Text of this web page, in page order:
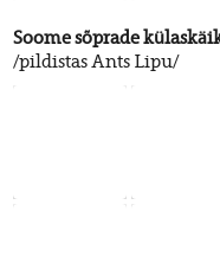
Soome sõprade
/pildistas Ants Lipu/